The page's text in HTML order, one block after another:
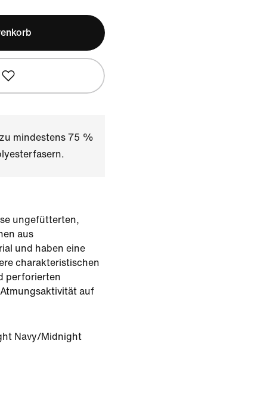
mindestens 75 %
ungefütterten,
aus
und haben eine
charakteristischen
perforierten
auf
Navy/Midnight